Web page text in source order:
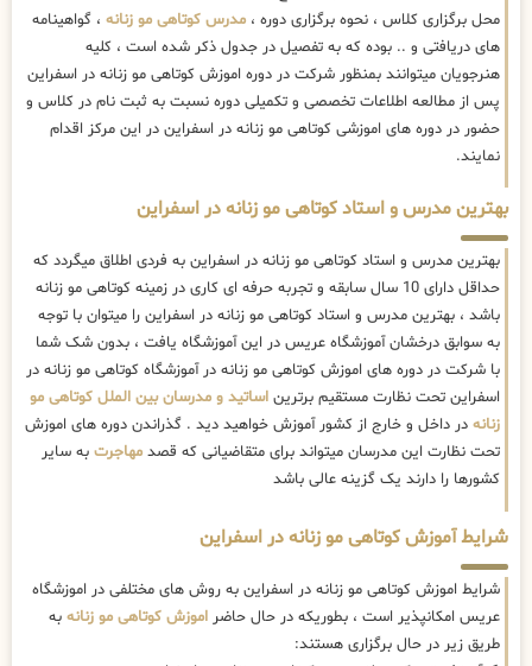
محل برگزاری کلاس ، نحوه برگزاری دوره ، مدرس کوتاهی مو زنانه ، گواهینامه
های دریافتی و .. بوده که به تفصیل در جدول ذکر شده است ، کلیه
هنرجویان میتوانند بمنظور شرکت در دوره اموزش کوتاهی مو زنانه در اسفراین
پس از مطالعه اطلاعات تخصصی و تکمیلی دوره نسبت به ثبت نام در کلاس و
حضور در دوره های اموزشی کوتاهی مو زنانه در اسفراین در این مرکز اقدام
نمایند.
بهترین مدرس و استاد کوتاهی مو زنانه در اسفراین
بهترین مدرس و استاد کوتاهی مو زنانه در اسفراین به فردی اطلاق میگردد که
حداقل دارای 10 سال سابقه و تجربه حرفه ای کاری در زمینه کوتاهی مو زنانه
باشد ، بهترین مدرس و استاد کوتاهی مو زنانه در اسفراین را میتوان با توجه
به سوابق درخشان آموزشگاه عریس در این آموزشگاه یافت ، بدون شک شما
با شرکت در دوره های اموزش کوتاهی مو زنانه در آموزشگاه کوتاهی مو زنانه در
اسفراین تحت نظارت مستقیم برترین اساتید و مدرسان بین الملل کوتاهی مو
زنانه در داخل و خارج از کشور آموزش خواهید دید . گذراندن دوره های اموزش
تحت نظارت این مدرسان میتواند برای متقاضیانی که قصد مهاجرت به سایر
کشورها را دارند یک گزینه عالی باشد
شرایط آموزش کوتاهی مو زنانه در اسفراین
شرایط اموزش کوتاهی مو زنانه در اسفراین به روش های مختلفی در اموزشگاه
عریس امکانپذیر است ، بطوریکه در حال حاضر اموزش کوتاهی مو زنانه به
طریق زیر در حال برگزاری هستند: